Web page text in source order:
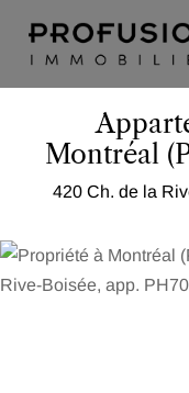
Recherche
Montréal
420 Ch. de la